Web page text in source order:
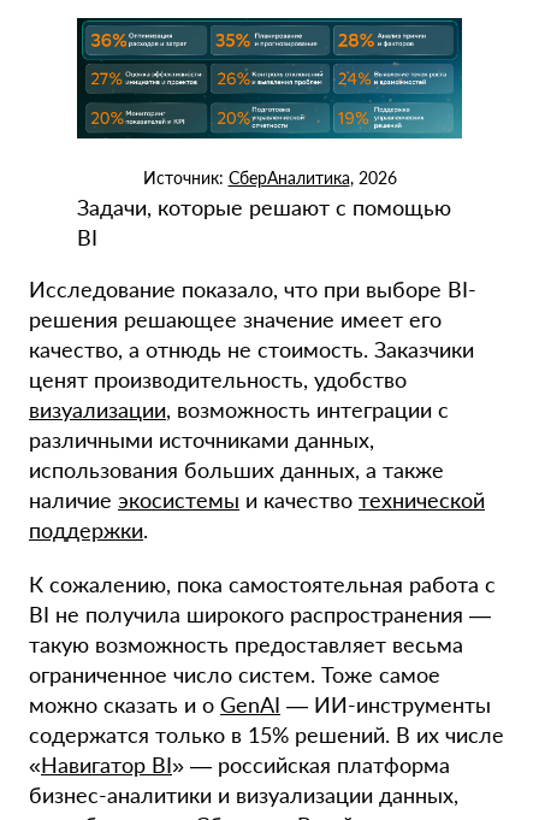
Источник: СберАналитика, 2026
Задачи, которые решают с помощью
BI
Исследование показало, что при выборе BI-
решения решающее значение имеет его
качество, а отнюдь не стоимость. Заказчики
ценят производительность, удобство
визуализации, возможность интеграции с
различными источниками данных,
использования больших данных, а также
наличие экосистемы и качество технической
поддержки.
К сожалению, пока самостоятельная работа с
BI не получила широкого распространения —
такую возможность предоставляет весьма
ограниченное число систем. Тоже самое
можно сказать и о GenAI — ИИ-инструменты
содержатся только в 15% решений. В их числе
«Навигатор BI» — российская платформа
бизнес-аналитики и визуализации данных,